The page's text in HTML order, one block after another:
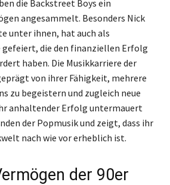
die Backstreet Boys ein
angesammelt. Besonders Nick
unter ihnen, hat auch als
die den finanziellen Erfolg
haben. Die Musikkarriere der
von ihrer Fähigkeit, mehrere
zu begeistern und zugleich neue
anhaltender Erfolg untermauert
der Popmusik und zeigt, dass ihr
nach wie vor erheblich ist.
der 90er